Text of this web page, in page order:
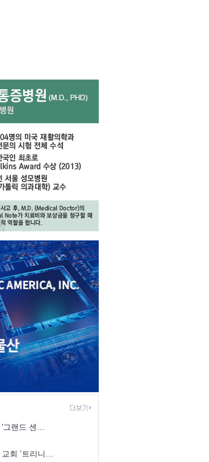
'그랜드 센…
회 ‘트리니…